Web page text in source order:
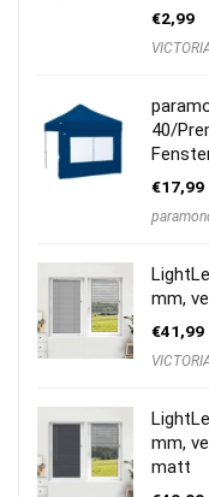
€2,99
40/
€17,99
mm,
€41,99
mm,
matt